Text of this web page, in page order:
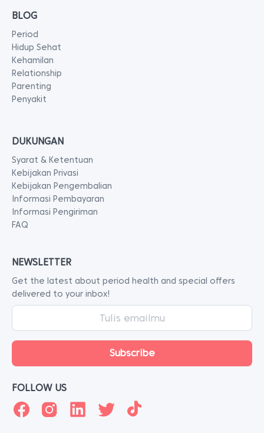
BLOG
Period
Hidup Sehat
Kehamilan
Relationship
Parenting
Penyakit
DUKUNGAN
Syarat & Ketentuan
Kebijakan Privasi
Kebijakan Pengembalian
Informasi Pembayaran
Informasi Pengiriman
FAQ
NEWSLETTER
Get the latest about period health and special offers
delivered to your inbox!
FOLLOW US